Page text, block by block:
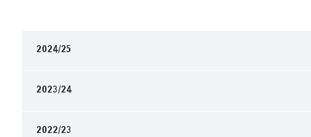
2024/25
2023/24
2022/23